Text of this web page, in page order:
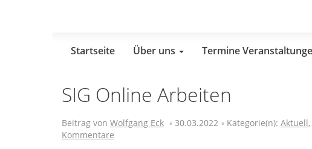
Startseite Über uns Termine
SIG Online Arbeiten
Beitrag von Wolfgang Eck 30.03.2022 Kategorie(n): Aktuell,
Kommentare